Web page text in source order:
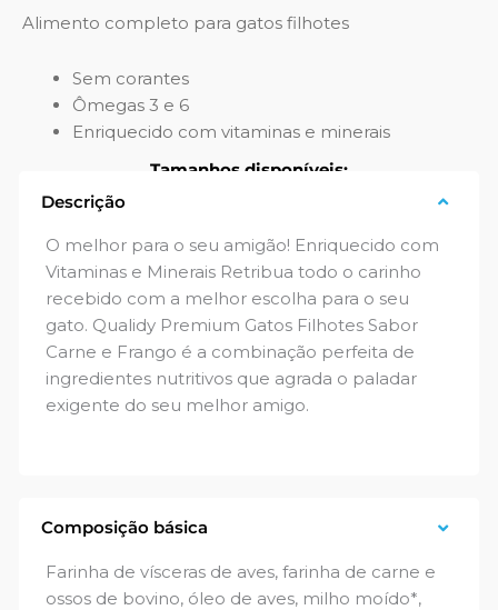
Alimento completo para gatos filhotes
Sem corantes
Ômegas 3 e 6
Enriquecido com vitaminas e minerais
Tamanhos disponíveis:
Descrição
O melhor para o seu amigão! Enriquecido com
Vitaminas e Minerais Retribua todo o carinho
recebido com a melhor escolha para o seu
gato. Qualidy Premium Gatos Filhotes Sabor
Carne e Frango é a combinação perfeita de
ingredientes nutritivos que agrada o paladar
exigente do seu melhor amigo.
Composição básica
Farinha de vísceras de aves, farinha de carne e
ossos de bovino, óleo de aves, milho moído*,